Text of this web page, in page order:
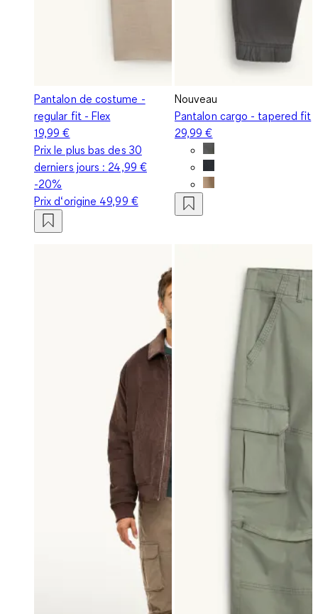
Pantalon de costume -
regular fit - Flex
19,99 €
Prix le plus bas des 30
derniers jours : 24,99 €
-20%
Prix d‘origine 49,99 €
Nouveau
Pantalon cargo - tapered fit
29,99 €